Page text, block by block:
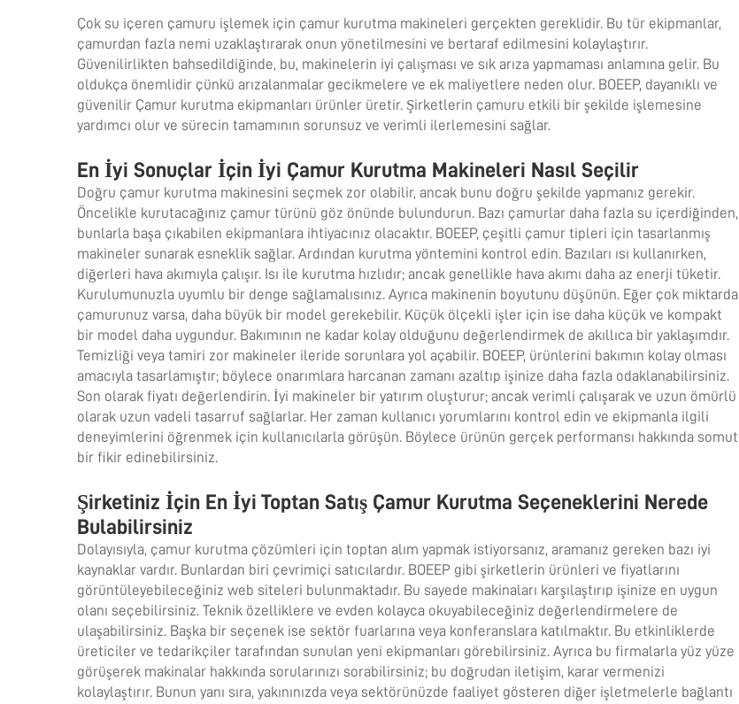
Çok su içeren çamuru işlemek için çamur kurutma makineleri gerçekten gereklidir. Bu tür ekipmanlar,
çamurdan fazla nemi uzaklaştırarak onun yönetilmesini ve bertaraf edilmesini kolaylaştırır.
Güvenilirlikten bahsedildiğinde, bu, makinelerin iyi çalışması ve sık arıza yapmaması anlamına gelir. Bu
oldukça önemlidir çünkü arızalanmalar gecikmelere ve ek maliyetlere neden olur. BOEEP, dayanıklı ve
güvenilir Çamur kurutma ekipmanları ürünler üretir. Şirketlerin çamuru etkili bir şekilde işlemesine
yardımcı olur ve sürecin tamamının sorunsuz ve verimli ilerlemesini sağlar.
En İyi Sonuçlar İçin İyi Çamur Kurutma Makineleri Nasıl Seçilir
Doğru çamur kurutma makinesini seçmek zor olabilir, ancak bunu doğru şekilde yapmanız gerekir.
Öncelikle kurutacağınız çamur türünü göz önünde bulundurun. Bazı çamurlar daha fazla su içerdiğinden,
bunlarla başa çıkabilen ekipmanlara ihtiyacınız olacaktır. BOEEP, çeşitli çamur tipleri için tasarlanmış
makineler sunarak esneklik sağlar. Ardından kurutma yöntemini kontrol edin. Bazıları ısı kullanırken,
diğerleri hava akımıyla çalışır. Isı ile kurutma hızlıdır; ancak genellikle hava akımı daha az enerji tüketir.
Kurulumunuzla uyumlu bir denge sağlamalısınız. Ayrıca makinenin boyutunu düşünün. Eğer çok miktarda
çamurunuz varsa, daha büyük bir model gerekebilir. Küçük ölçekli işler için ise daha küçük ve kompakt
bir model daha uygundur. Bakımının ne kadar kolay olduğunu değerlendirmek de akıllıca bir yaklaşımdır.
Temizliği veya tamiri zor makineler ileride sorunlara yol açabilir. BOEEP, ürünlerini bakımın kolay olması
amacıyla tasarlamıştır; böylece onarımlara harcanan zamanı azaltıp işinize daha fazla odaklanabilirsiniz.
Son olarak fiyatı değerlendirin. İyi makineler bir yatırım oluşturur; ancak verimli çalışarak ve uzun ömürlü
olarak uzun vadeli tasarruf sağlarlar. Her zaman kullanıcı yorumlarını kontrol edin ve ekipmanla ilgili
deneyimlerini öğrenmek için kullanıcılarla görüşün. Böylece ürünün gerçek performansı hakkında somut
bir fikir edinebilirsiniz.
Şirketiniz İçin En İyi Toptan Satış Çamur Kurutma Seçeneklerini Nerede
Bulabilirsiniz
Dolayısıyla, çamur kurutma çözümleri için toptan alım yapmak istiyorsanız, aramanız gereken bazı iyi
kaynaklar vardır. Bunlardan biri çevrimiçi satıcılardır. BOEEP gibi şirketlerin ürünleri ve fiyatlarını
görüntüleyebileceğiniz web siteleri bulunmaktadır. Bu sayede makinaları karşılaştırıp işinize en uygun
olanı seçebilirsiniz. Teknik özelliklere ve evden kolayca okuyabileceğiniz değerlendirmelere de
ulaşabilirsiniz. Başka bir seçenek ise sektör fuarlarına veya konferanslara katılmaktır. Bu etkinliklerde
üreticiler ve tedarikçiler tarafından sunulan yeni ekipmanları görebilirsiniz. Ayrıca bu firmalarla yüz yüze
görüşerek makinalar hakkında sorularınızı sorabilirsiniz; bu doğrudan iletişim, karar vermenizi
kolaylaştırır. Bunun yanı sıra, yakınınızda veya sektörünüzde faaliyet gösteren diğer işletmelerle bağlantı